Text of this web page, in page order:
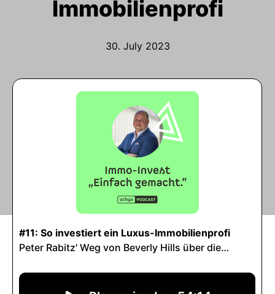
Immobilienprofi
30. July 2023